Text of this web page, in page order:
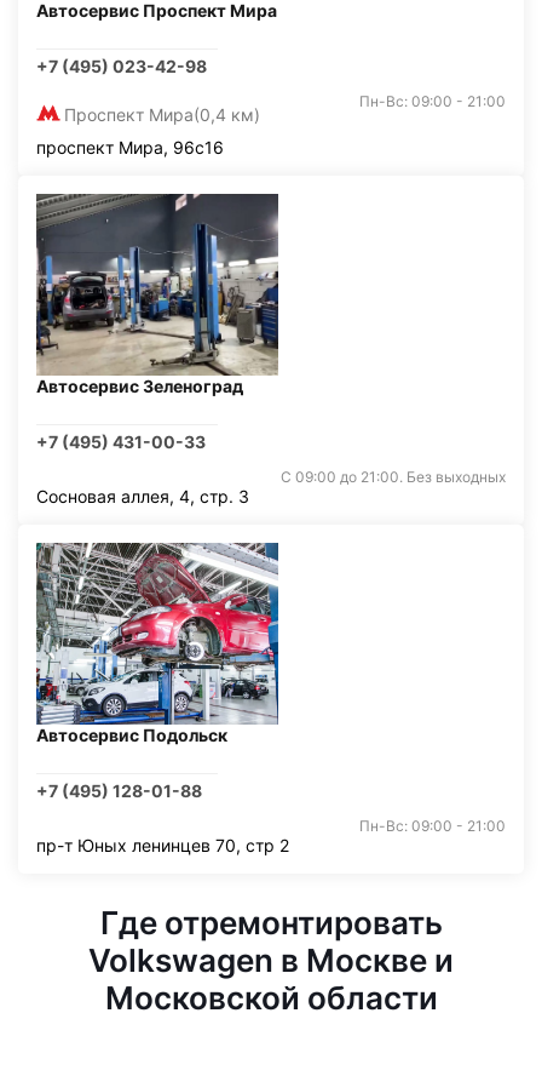
Автосервис Проспект Мира
+7 (495) 023-42-98
Проспект Мира(0,4 км)
Пн-Вс: 09:00 - 21:00
проспект Мира, 96с16
Автосервис Зеленоград
+7 (495) 431-00-33
С 09:00 до 21:00. Без выходных
Сосновая аллея, 4, стр. 3
Автосервис Подольск
+7 (495) 128-01-88
Пн-Вс: 09:00 - 21:00
пр-т Юных ленинцев 70, стр 2
Где отремонтировать
Volkswagen в Москве и
Московской области